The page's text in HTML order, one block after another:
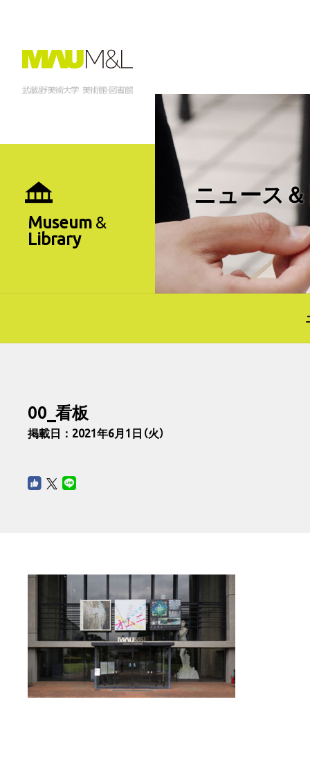
Museum&
Library
ニュース
00_看板
掲載日：2021年6月1日（火）